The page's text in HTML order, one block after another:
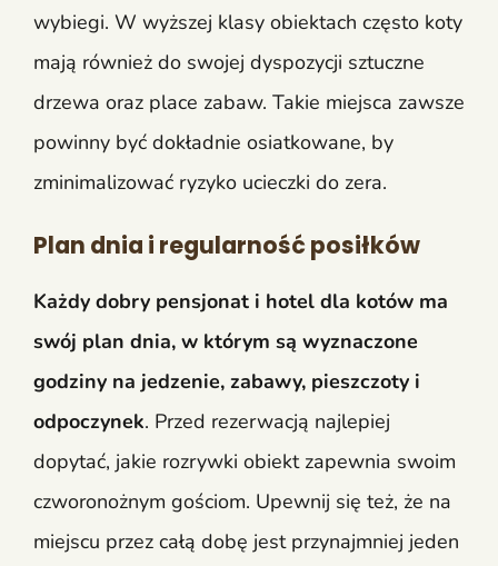
wybiegi. W wyższej klasy obiektach często koty
mają również do swojej dyspozycji sztuczne
drzewa oraz place zabaw. Takie miejsca zawsze
powinny być dokładnie osiatkowane, by
zminimalizować ryzyko ucieczki do zera.
Plan dnia i regularność posiłków
Każdy dobry pensjonat i hotel dla kotów ma
swój plan dnia, w którym są wyznaczone
godziny na jedzenie, zabawy, pieszczoty i
odpoczynek. Przed rezerwacją najlepiej
dopytać, jakie rozrywki obiekt zapewnia swoim
czworonożnym gościom. Upewnij się też, że na
miejscu przez całą dobę jest przynajmniej jeden